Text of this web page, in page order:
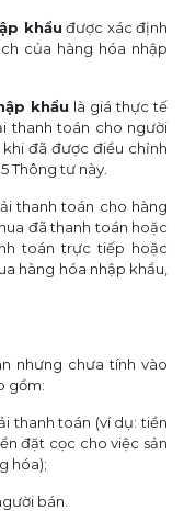
khẩu được xác định
của hàng hóa nhập
khẩu là giá thực tế
thanh toán cho người
đã được điều chỉnh
Thông tư này.
thanh toán cho hàng
đã thanh toán hoặc
toán trực tiếp hoặc
hàng hóa nhập khẩu,
nhưng chưa tính vào
gồm:
thanh toán (ví dụ: tiền
đặt cọc cho việc sản
hóa);
bán.